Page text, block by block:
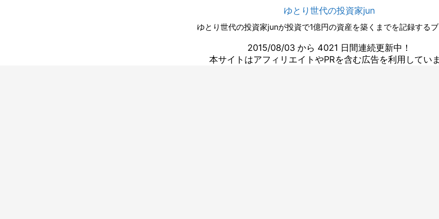
ゆとり世代の投資家jun
ゆとり世代の投資家junが投資で1億円の資産を築くまでを記録するブ
2015/08/03 から 4021 日間連続更新中！
本サイトはアフィリエイトやPRを含む広告を利用してい